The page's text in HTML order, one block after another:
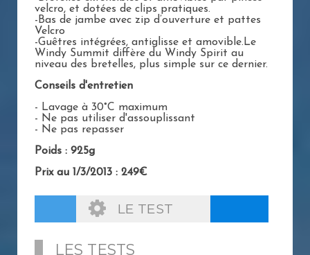
velcro, et dotées de clips pratiques.
-Bas de jambe avec zip d’ouverture et pattes
Velcro
-Guêtres intégrées, antiglisse et amovible.Le
Windy Summit diffère du Windy Spirit au
niveau des bretelles, plus simple sur ce dernier.
Conseils d'entretien
- Lavage à 30°C maximum
- Ne pas utiliser d'assouplissant
- Ne pas repasser
Poids : 925g
Prix au 1/3/2013 : 249€
LE TEST
LES TESTS